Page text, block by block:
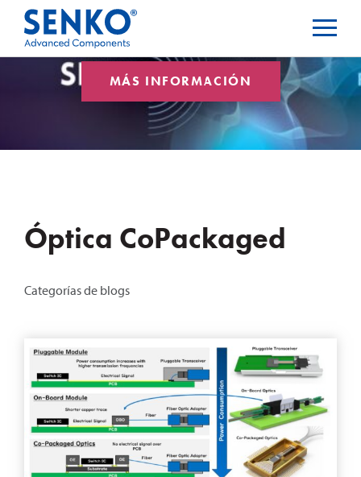
MÁS INFORMACIÓN
Óptica CoPackaged
Categorías de blogs